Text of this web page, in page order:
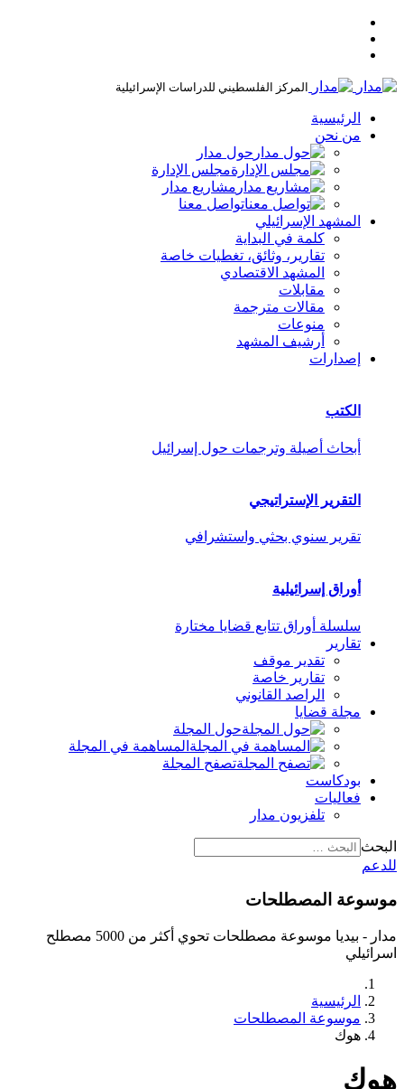
المركز الفلسطيني للدراسات الإسرائيلية
الرئيسية
من نحن
حول مدار
مجلس الإدارة
مشاريع مدار
تواصل معنا
المشهد الإسرائيلي
كلمة في البداية
تقارير، وثائق، تغطيات خاصة
المشهد الاقتصادي
مقابلات
مقالات مترجمة
منوعات
أرشيف المشهد
إصدارات
الكتب
أبحاث أصيلة وترجمات حول إسرائيل
التقرير الإستراتيجي
تقرير سنوي بحثي واستشرافي
أوراق إسرائيلية
سلسلة أوراق تتابع قضايا مختارة
تقارير
تقدير موقف
تقارير خاصة
الراصد القانوني
مجلة قضايا
حول المجلة
المساهمة في المجلة
تصفح المجلة
بودكاست
فعاليات
تلفزيون مدار
البحث
للدعم
موسوعة المصطلحات
مدار - بيديا موسوعة مصطلحات تحوي أكثر من 5000 مصطلح
اسرائيلي
الرئيسية
موسوعة المصطلحات
هوك
هوك